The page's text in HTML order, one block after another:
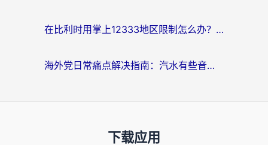
在比利时用掌上12333地区限制怎么办？海外华人亲测有效的回国加速方案
海外党日常痛点解决指南：汽水有些音乐在国外无法播放怎么办？
下载应用